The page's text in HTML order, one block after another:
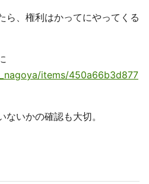
ら、権利はかってにやってくる
items/450a66b3d877
いかの確認も大切。